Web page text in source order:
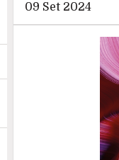
09 Set 2024